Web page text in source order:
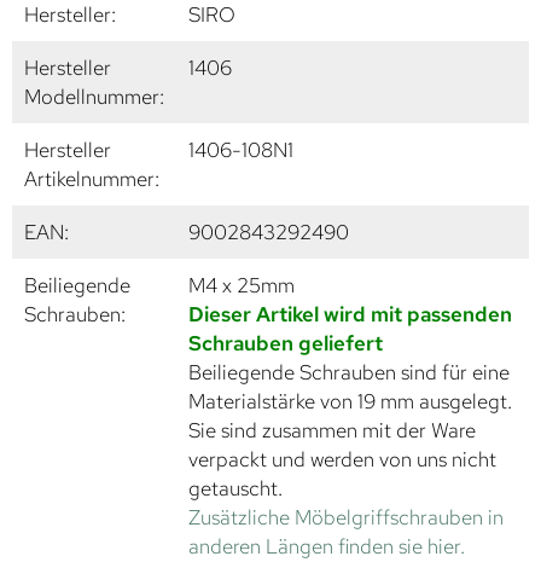
Hersteller:
SIRO
Hersteller
Modellnummer:
1406
Hersteller
Artikelnummer:
1406-108N1
EAN:
9002843292490
Beiliegende
Schrauben:
M4 x 25mm
Dieser Artikel wird mit passenden
Schrauben geliefert
Beiliegende Schrauben sind für eine
Materialstärke von 19 mm ausgelegt.
Sie sind zusammen mit der Ware
verpackt und werden von uns nicht
getauscht.
Zusätzliche Möbelgriffschrauben in
anderen Längen finden sie hier.